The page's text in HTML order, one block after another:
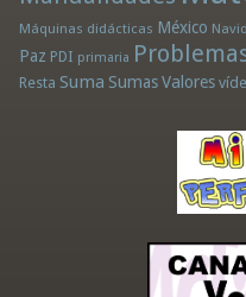
Máquinas didácticas México
Paz PDI primaria
Resta Suma Sumas Valores